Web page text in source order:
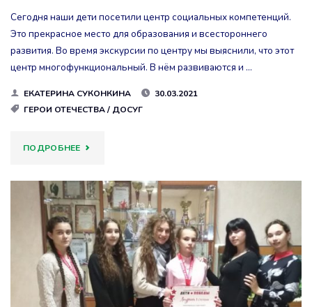
Сегодня наши дети посетили центр социальных компетенций.
Это прекрасное место для образования и всестороннего
развития. Во время экскурсии по центру мы выяснили, что этот
центр многофункциональный. В нём развиваются и …
ЕКАТЕРИНА СУКОНКИНА
30.03.2021
ГЕРОИ ОТЕЧЕСТВА/ ДОСУГ
ПОДРОБНЕЕ"В
«ПРИТЯЖЕНИЕ»
ОТКРЫЛАСЬ
ИНТЕРАКТИВНАЯ
ВЫСТАВКА